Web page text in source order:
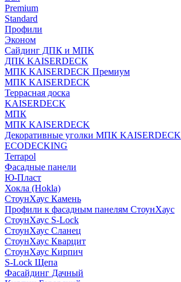
Premium
Standard
Профили
Эконом
Сайдинг ДПК и МПК
ДПК KAISERDECK
МПК KAISERDECK Премиум
МПК KAISERDECK
Террасная доска
KAISERDECK
МПК
МПК KAISERDECK
Декоративные уголки МПК KAISERDECK
ECODECKING
Terrapol
Фасадные панели
Ю-Пласт
Хокла (Hokla)
СтоунХаус Камень
Профили к фасадным панелям СтоунХаус
СтоунХаус S-Lock
СтоунХаус Сланец
СтоунХаус Кварцит
СтоунХаус Кирпич
S-Lock Щепа
Фасайдинг Дачный